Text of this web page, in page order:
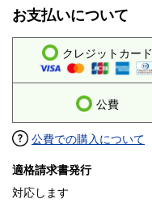
お支払いについて
クレジットカード
公費
公費での購入について
適格請求書発行
対応します